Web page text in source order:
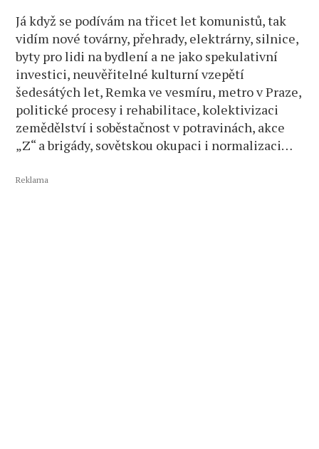
Já když se podívám na třicet let komunistů, tak
vidím nové továrny, přehrady, elektrárny, silnice,
byty pro lidi na bydlení a ne jako spekulativní
investici, neuvěřitelné kulturní vzepětí
šedesátých let, Remka ve vesmíru, metro v Praze,
politické procesy i rehabilitace, kolektivizaci
zemědělství i soběstačnost v potravinách, akce
„Z“ a brigády, sovětskou okupaci i normalizaci…
Reklama